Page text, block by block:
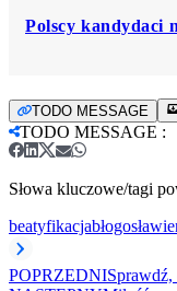
Polscy kandydaci
TODO MESSAGE
TODO MESSAGE :
Słowa kluczowe/tagi
beatyfikacja
POPRZEDNISprawdź,